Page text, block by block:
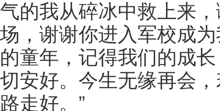
气的我从碎冰中救上来
场，谢谢你进入军校成
的童年，记得我们的成
切安好。今生无缘再会
路走好。”